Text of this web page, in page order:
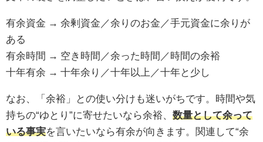
有余資金 → 余剰資金／余りのお金／手元資金に余りが
ある
有余時間 → 空き時間／余った時間／時間の余裕
十年有余 → 十年余り／十年以上／十年と少し
なお、「余裕」との使い分けも迷いがちです。時間や気
持ちの“ゆとり”に寄せたいなら余裕、 数量として余って
いる事実を言いたいなら有余が向きます。関連して“余